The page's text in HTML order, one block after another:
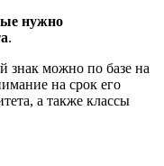
нужно
.
знак можно по базе на
на срок его
а также классы